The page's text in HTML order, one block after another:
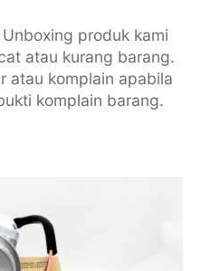
produk kami
atau kurang barang.
atau komplain apabila
komplain barang.